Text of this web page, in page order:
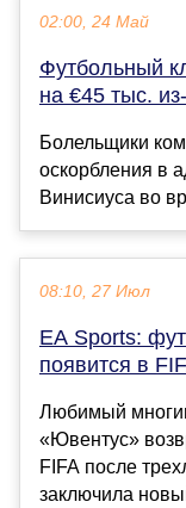
02:00, 24 Май
Футбольный
на €45 тыс.
Болельщики
оскорбления в
Винисиуса во
08:10, 27 Июл
EA Sports:
появится в
Любимый
«Ювентус»
FIFA после
заключила